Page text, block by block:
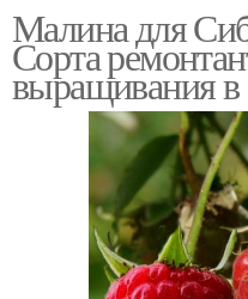
Малина для
Сорта
выращивания